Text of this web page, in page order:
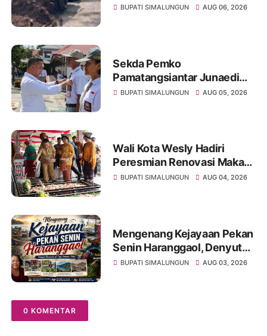
Sibangun Mariah, Harapkan
BUPATI SIMALUNGUN AUG 06, 2026
Sekda Pemko
Pamatangsiantar Junaedi
Pembina Upacara
BUPATI SIMALUNGUN AUG 05, 2026
Wali Kota Wesly Hadiri
Peresmian Renovasi Makam
dr. Djasamen Saragih, Ajak
BUPATI SIMALUNGUN AUG 04, 2026
Mengenang Kejayaan Pekan
Senin Haranggaol, Denyut
Ekonomi di Tepi Danau Toba
BUPATI SIMALUNGUN AUG 03, 2026
0 KOMENTAR